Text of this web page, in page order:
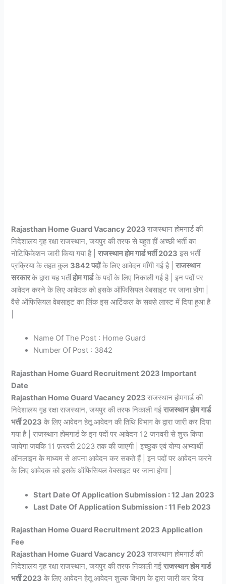
Rajasthan Home Guard Vacancy 2023राजस्थान होमगार्ड की
निदेशालय गृह रक्षा राजस्थान, जयपुर की तरफ से बहुत हीं अच्छी भर्ती का
नोटिफिकेशन जारी किया गया है |राजस्थान होम गार्ड भर्ती 2023 इस भर्ती
प्रक्रिया के तहत कुल 3842 पदोंके लिए आवेदन माँगी गई है |राजस्थान
सरकारके द्वारा यह भर्तीहोम गार्डके पदों के लिए निकाली गई है | इन पदों पर
आवेदन करने के लिए आवेदक को इसके ऑफिसियल वेबसाइट पर जाना होगा |
वैसे ऑफिसियल वेबसाइट का लिंक इस आर्टिकल के सबसे लास्ट में दिया हुआ है
Name Of The Post : Home Guard
Number Of Post : 3842
Rajasthan Home Guard Recruitment 2023 Important
Date
Rajasthan Home Guard Vacancy 2023राजस्थान होमगार्ड की
निदेशालय गृह रक्षा राजस्थान, जयपुर की तरफ निकाली गईराजस्थान होम गार्ड
भर्ती 2023 के लिए आवेदन हेतू आवेदन की तिथि विभाग के द्वारा जारी कर दिया
गया है | राजस्थान होमगार्ड के इन पदों पर आवेदन 12 जनवरी से शुरू किया
जायेगा जबकि 11 फ़रवरी 2023 तक की जाएगी | इच्छुक एवं योग्य अभ्यार्थी
ऑनलाइन के माध्यम से अपना आवेदन कर सकते हैं | इन पदों पर आवेदन करने
के लिए आवेदक को इसके ऑफिसियल वेबसाइट पर जाना होगा |
Start Date Of Application Submission : 12 Jan 2023
Last Date Of Application Submission : 11 Feb 2023
Rajasthan Home Guard Recruitment 2023 Application
Fee
Rajasthan Home Guard Vacancy 2023राजस्थान होमगार्ड की
निदेशालय गृह रक्षा राजस्थान, जयपुर की तरफ निकाली गईराजस्थान होम गार्ड
भर्ती 2023 के लिए आवेदन हेतू आवेदन शुल्क विभाग के द्वारा जारी कर दिया